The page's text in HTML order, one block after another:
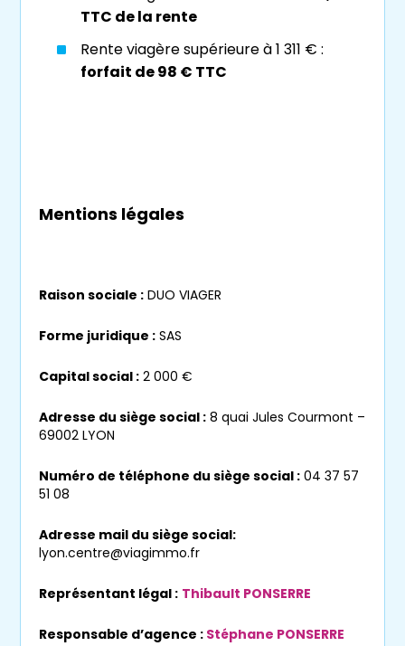
TTC de la rente
Rente viagère supérieure à 1 311 € :
forfait de 98 € TTC
Mentions légales
Raison sociale : DUO VIAGER
Forme juridique : SAS
Capital social : 2 000 €
Adresse du siège social : 8 quai Jules Courmont –
69002 LYON
Numéro de téléphone du siège social : 04 37 57
51 08
Adresse mail du siège social:
lyon.centre@viagimmo.fr
Représentant légal : Thibault PONSERRE
Responsable d’agence : Stéphane PONSERRE
Ne manquez aucun bien
correspondant à votre
recherche